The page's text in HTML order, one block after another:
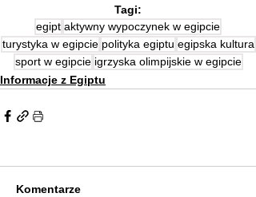
Tagi:
egipt aktywny wypoczynek w egipcie
turystyka w egipcie polityka egiptu egipska kultura
sport w egipcie igrzyska olimpijskie w egipcie
Informacje z Egiptu
Komentarze